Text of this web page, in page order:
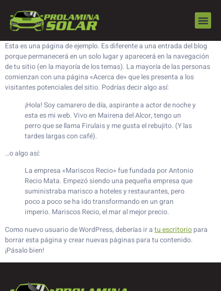
Esta es una página de ejemplo. Es diferente a una entrada del blog
porque permanecerá en un solo lugar y aparecerá en la navegación
de tu sitio (en la mayoría de los temas). La mayoría de las personas
comienzan con una página «Acerca de» que les presenta a los
visitantes potenciales del sitio. Podrías decir algo así:
¡Hola! Soy camarero de día, aspirante a actor de noche y
esta es mi web. Vivo en Mairena del Alcor, tengo un
perro que se llama Firulais y me gusta el rebujito. (Y las
tardes largas con café).
…o algo así:
La empresa «Mariscos Recio» fue fundada por Antonio
Recio Mata. Empezó siendo una pequeña empresa que
suministraba marisco a hoteles y restaurantes, pero
poco a poco se ha ido transformando en un gran
imperio. Mariscos Recio, el mar al mejor precio.
Como nuevo usuario de WordPress, deberías ir atu escritoriopara
borrar esta página y crear nuevas páginas para tu contenido.
¡Pásalo bien!